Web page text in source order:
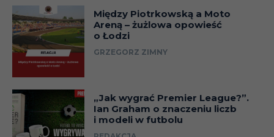
Między Piotrkowską a Moto
Areną – żużlowa opowieść
o Łodzi
GRZEGORZ ZIMNY
„Jak wygrać Premier League?”.
Ian Graham o znaczeniu liczb
i modeli w futbolu